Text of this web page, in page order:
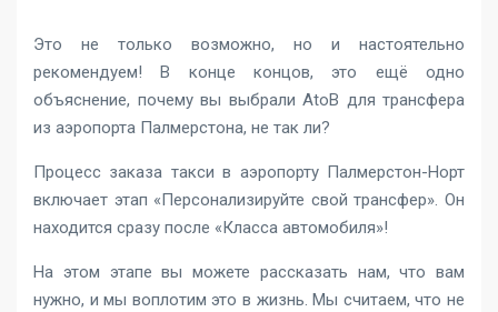
Это не только возможно, но и настоятельно
рекомендуем! В конце концов, это ещё одно
объяснение, почему вы выбрали AtoB для трансфера
из аэропорта Палмерстона, не так ли?
Процесс заказа такси в аэропорту Палмерстон-Норт
включает этап «Персонализируйте свой трансфер». Он
находится сразу после «Класса автомобиля»!
На этом этапе вы можете рассказать нам, что вам
нужно, и мы воплотим это в жизнь. Мы считаем, что не